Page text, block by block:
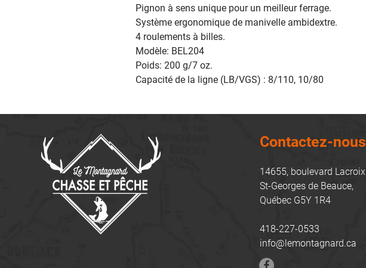
Pignon à sens unique pour un meilleur ferrage.
Système ergonomique de manivelle ambidextre.
4 roulements à billes.
Modèle: BEL204
Poids: 200 g/7 oz.
Capacité de la ligne (LB/VGS) : 8/110, 10/80
Contactez-nous
14655, boulevard Lacroix
St-Georges de Beauce,
Québec G5Y 1R4
418-227-0533
info@lemontagnard.ca